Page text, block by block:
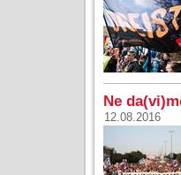
Ne
12.08.2016